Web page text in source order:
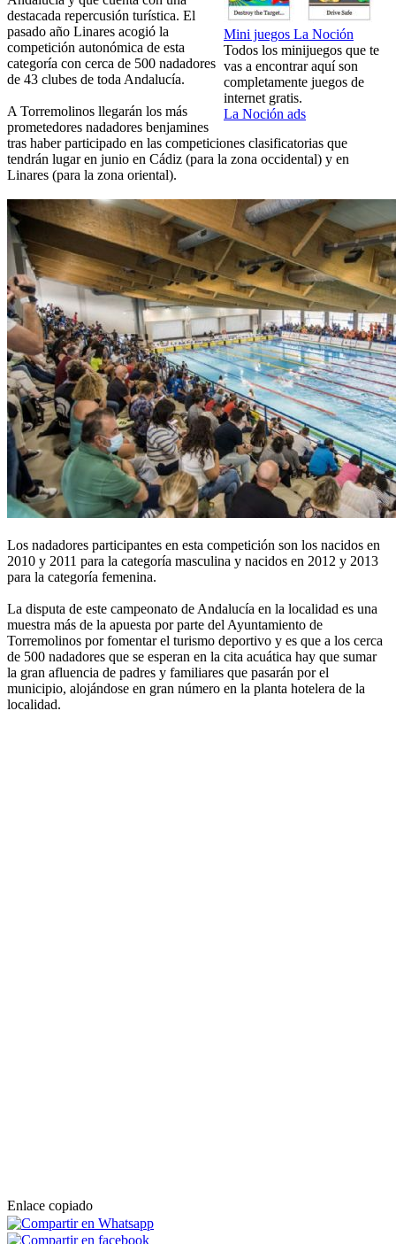
Mini juegos La Noción
Todos los minijuegos que te
vas a encontrar aquí son
completamente juegos de
internet gratis.
La Noción ads
destacada repercusión turística. El
pasado año Linares acogió la
competición autonómica de esta
categoría con cerca de 500 nadadores
de 43 clubes de toda Andalucía.
A Torremolinos llegarán los más
prometedores nadadores benjamines
tras haber participado en las competiciones clasificatorias que
tendrán lugar en junio en Cádiz (para la zona occidental) y en
Linares (para la zona oriental).
Los nadadores participantes en esta competición son los nacidos en
2010 y 2011 para la categoría masculina y nacidos en 2012 y 2013
para la categoría femenina.
La disputa de este campeonato de Andalucía en la localidad es una
muestra más de la apuesta por parte del Ayuntamiento de
Torremolinos por fomentar el turismo deportivo y es que a los cerca
de 500 nadadores que se esperan en la cita acuática hay que sumar
la gran afluencia de padres y familiares que pasarán por el
municipio, alojándose en gran número en la planta hotelera de la
localidad.
Enlace copiado